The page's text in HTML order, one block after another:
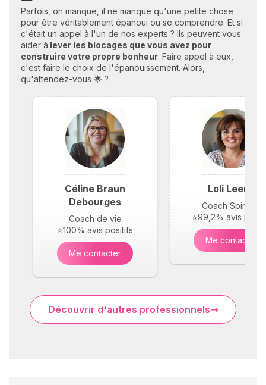
Parfois, on manque, il ne manque qu'une petite chose
pour être véritablement épanoui ou se comprendre. Et si
c'était un appel à l'un de nos experts ? Ils peuvent vous
aider à lever les blocages que vous avez pour
construire votre propre bonheur. Faire appel à eux,
c'est faire le choix de l'épanouissement. Alors,
qu'attendez-vous 🌟 ?
Céline Braun
Debourges
Coach de vie
⭐100% avis positifs
Me contacter
Loli Leene
Coach Spirituel
⭐99,2% avis
Me contacter
Découvrir d'autres professionnels